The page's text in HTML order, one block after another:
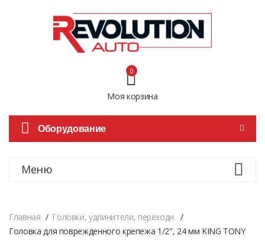
Моя корзина
0
Оборудование
Меню
Главная
Головки, удлинители, переходн.
Головка для поврежденного крепежа 1/2", 24 мм KING TONY